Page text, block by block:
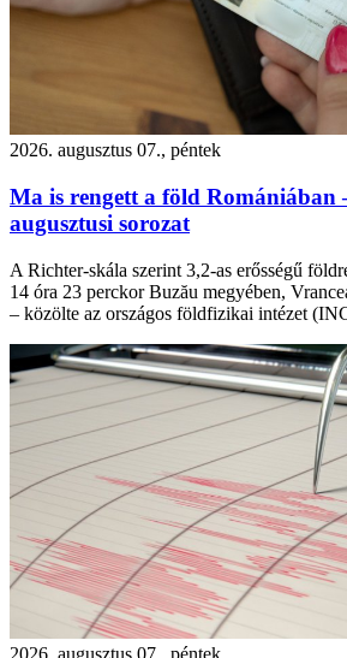
2026. augusztus 07., péntek
Ma is rengett a föld Romániában
augusztusi sorozat
A Richter-skála szerint 3,2-as erősségű
14 óra 23 perckor Buzău megyében,
– közölte az országos földfizikai intézet
2026. augusztus 07., péntek